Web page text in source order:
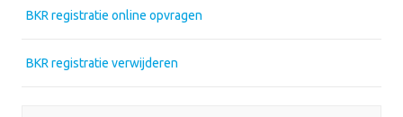
BKR registratie online opvragen
BKR registratie verwijderen